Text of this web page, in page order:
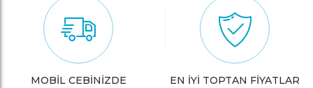
MOBİL CEBİNİZDE EN İYİ TOPTAN FİYATLAR